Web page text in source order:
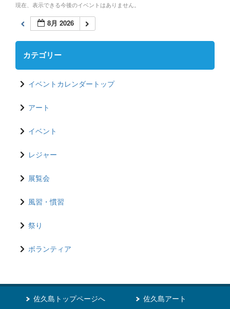
現在、表示できる今後のイベントはありません。
8月 2026
カテゴリー
イベントカレンダートップ
アート
イベント
レジャー
展覧会
風習・慣習
祭り
ボランティア
佐久島トップページへ 佐久島アート